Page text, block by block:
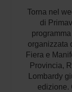
Torna nel
di
organizzata
Fiera e
Provincia,
Lombardy
edizione.